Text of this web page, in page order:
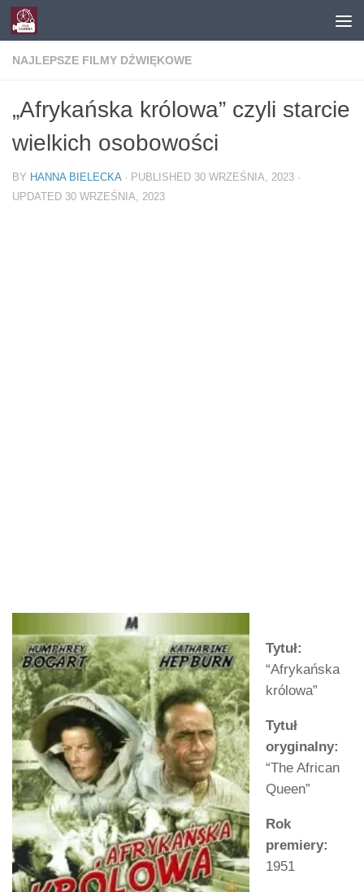
Skip to content
NAJLEPSZE FILMY DŹWIĘKOWE
„Afrykańska królowa” czyli starcie
wielkich osobowości
BY HANNA BIELECKA · PUBLISHED 30 WRZEŚNIA, 2023 ·
UPDATED 30 WRZEŚNIA, 2023
Tytuł:
“Afrykańska
królowa”
Tytuł
oryginalny:
“The African
Queen”
Rok
premiery:
1951